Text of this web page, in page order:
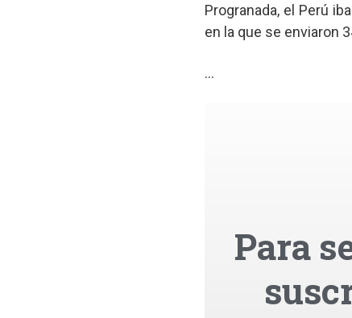
Progranada, el Perú
en la que se enviaron
...
Para